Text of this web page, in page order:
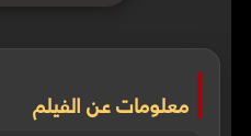
معلومات عن الفيلم